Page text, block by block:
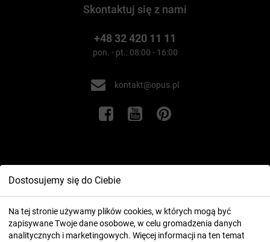
Dostosujemy się do Ciebie
Na tej stronie używamy plików cookies, w których mogą być
zapisywane Twoje dane osobowe, w celu gromadzenia danych
analitycznych i marketingowych. Więcej informacji na ten temat
Skontaktuj się z nami
+48 32 420 11 11
pon. - pt.: 08:00 - 16:00
kontakt@opus.pl
Informacje
Twoje konto